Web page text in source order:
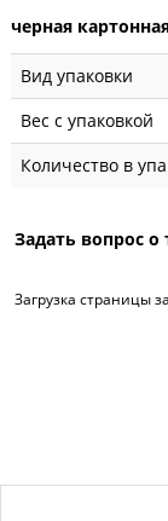
черная
Вид упаковки
Вес с упаковкой
Количество в
Задать вопрос о
Загрузка страницы